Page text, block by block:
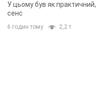
У цьому був як практичний,
сенс
6 годин тому 2,2 т.